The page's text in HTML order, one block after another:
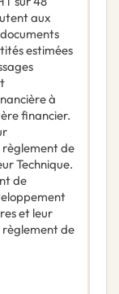
aux
estimées
à
financier.
de
Technique.
de
et leur
de